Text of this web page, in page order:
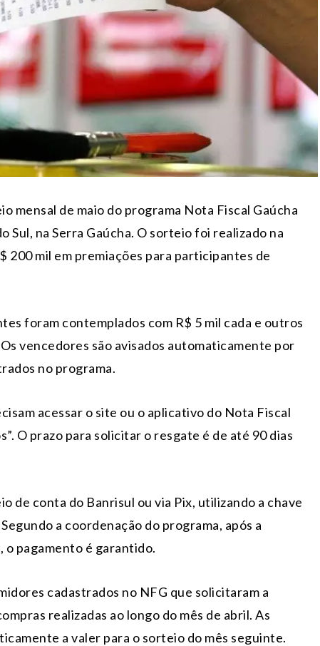
mensal de maio do programa Nota Fiscal Gaúcha
Sul, na Serra Gaúcha. O sorteio foi realizado na
mil em premiações para participantes de
foram contemplados com R$ 5 mil cada e outros
vencedores são avisados automaticamente por
no programa.
acessar o site ou o aplicativo do Nota Fiscal
O prazo para solicitar o resgate é de até 90 dias
de conta do Banrisul ou via Pix, utilizando a chave
a coordenação do programa, após a
pagamento é garantido.
cadastrados no NFG que solicitaram a
realizadas ao longo do mês de abril. As
a valer para o sorteio do mês seguinte.